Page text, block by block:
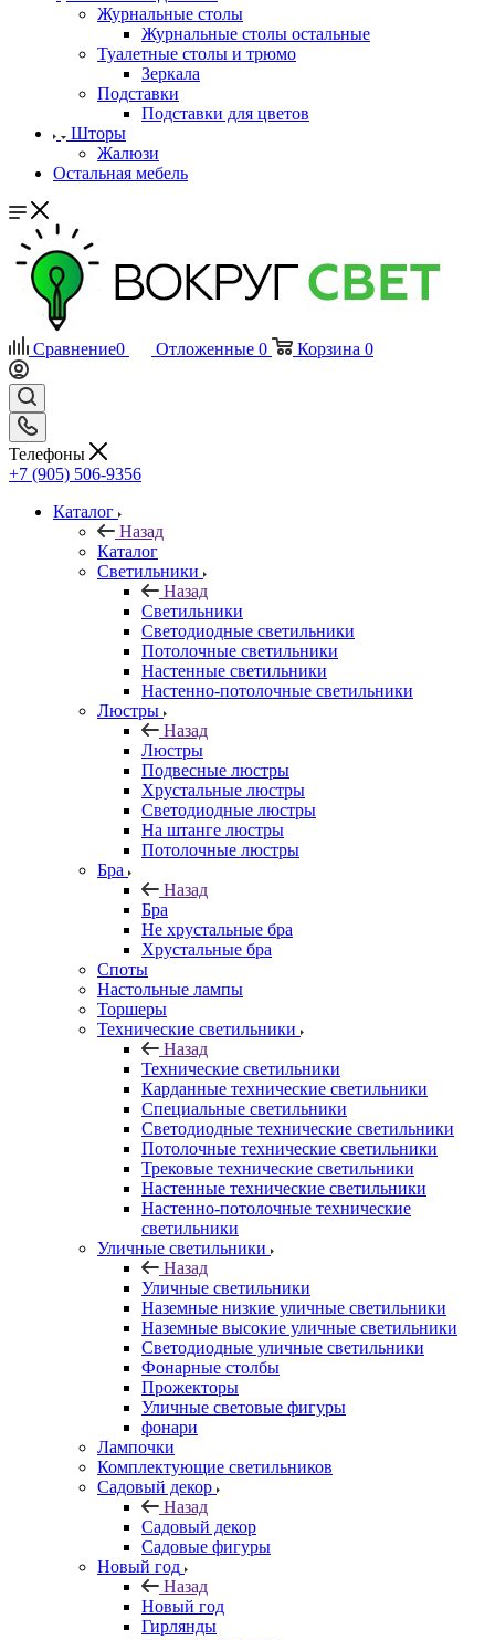
Журнальные столы
Журнальные столы остальные
Туалетные столы и трюмо
Зеркала
Подставки
Подставки для цветов
Шторы
Жалюзи
Остальная мебель
Сравнение0 Отложенные 0 Корзина 0
Телефоны
+7 (905) 506-9356
Каталог
Назад
Каталог
Светильники
Назад
Светильники
Светодиодные светильники
Потолочные светильники
Настенные светильники
Настенно-потолочные светильники
Люстры
Назад
Люстры
Подвесные люстры
Хрустальные люстры
Светодиодные люстры
На штанге люстры
Потолочные люстры
Бра
Назад
Бра
Не хрустальные бра
Хрустальные бра
Споты
Настольные лампы
Торшеры
Технические светильники
Назад
Технические светильники
Карданные технические светильники
Специальные светильники
Светодиодные технические светильники
Потолочные технические светильники
Трековые технические светильники
Настенные технические светильники
Настенно-потолочные технические
светильники
Уличные светильники
Назад
Уличные светильники
Наземные низкие уличные светильники
Наземные высокие уличные светильники
Светодиодные уличные светильники
Фонарные столбы
Прожекторы
Уличные световые фигуры
фонари
Лампочки
Комплектующие светильников
Садовый декор
Назад
Садовый декор
Садовые фигуры
Новый год
Назад
Новый год
Гирлянды